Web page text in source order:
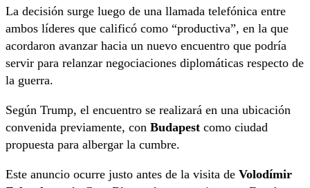
La decisión surge luego de una llamada telefónica entre
ambos líderes que calificó como “productiva”, en la que
acordaron avanzar hacia un nuevo encuentro que podría
servir para relanzar negociaciones diplomáticas respecto de
la guerra.
Según Trump, el encuentro se realizará en una ubicación
convenida previamente, con Budapest como ciudad
propuesta para albergar la cumbre.
Este anuncio ocurre justo antes de la visita de Volodímir